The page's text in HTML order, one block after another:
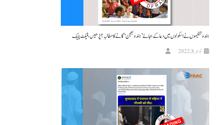
ہندو تنظیموں نے اسکولوں میں دعا کے بجائے ’ہندو بھجن‘ گانے کا مطالبہ؟ پڑھیں، فیکٹ چیک
نومبر 8, 2022